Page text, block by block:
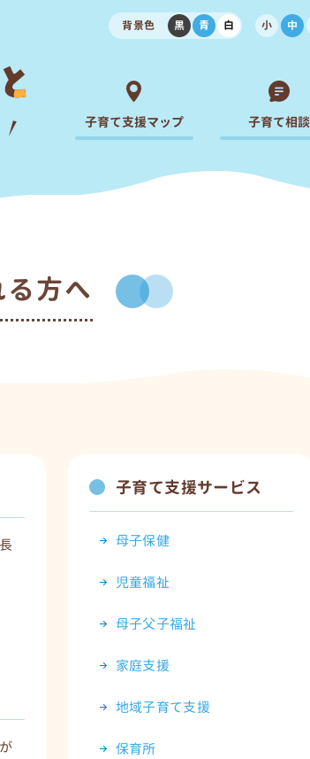
背景色 黒 青 白 小 中
子育て支援マップ 子育て相談
方へ
子育て支援サービス
母子保健
児童福祉
母子父子福祉
家庭支援
地域子育て支援
保育所